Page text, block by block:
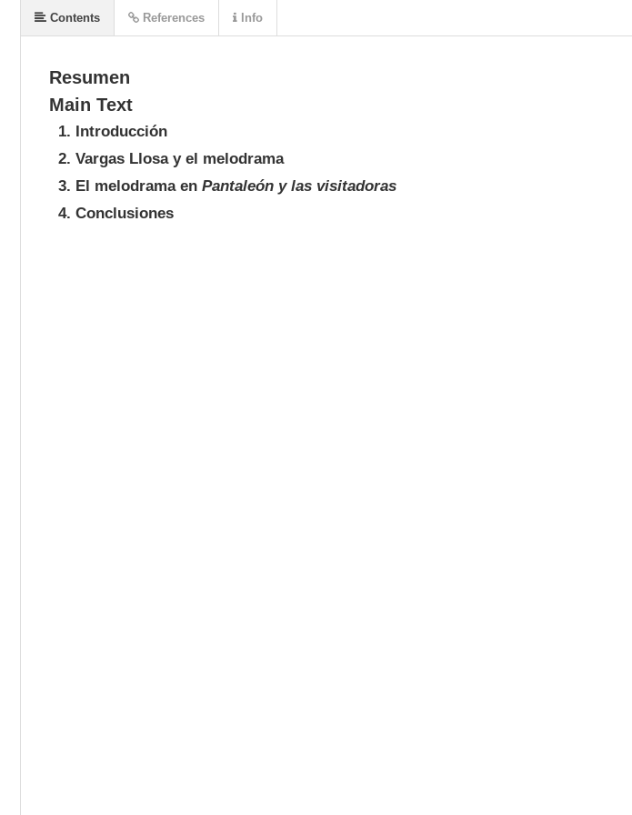
Resumen
Main Text
1. Introducción
2. Vargas Llosa y el melodrama
3. El melodrama en Pantaleón y las visitadoras
4. Conclusiones
Contents References Info